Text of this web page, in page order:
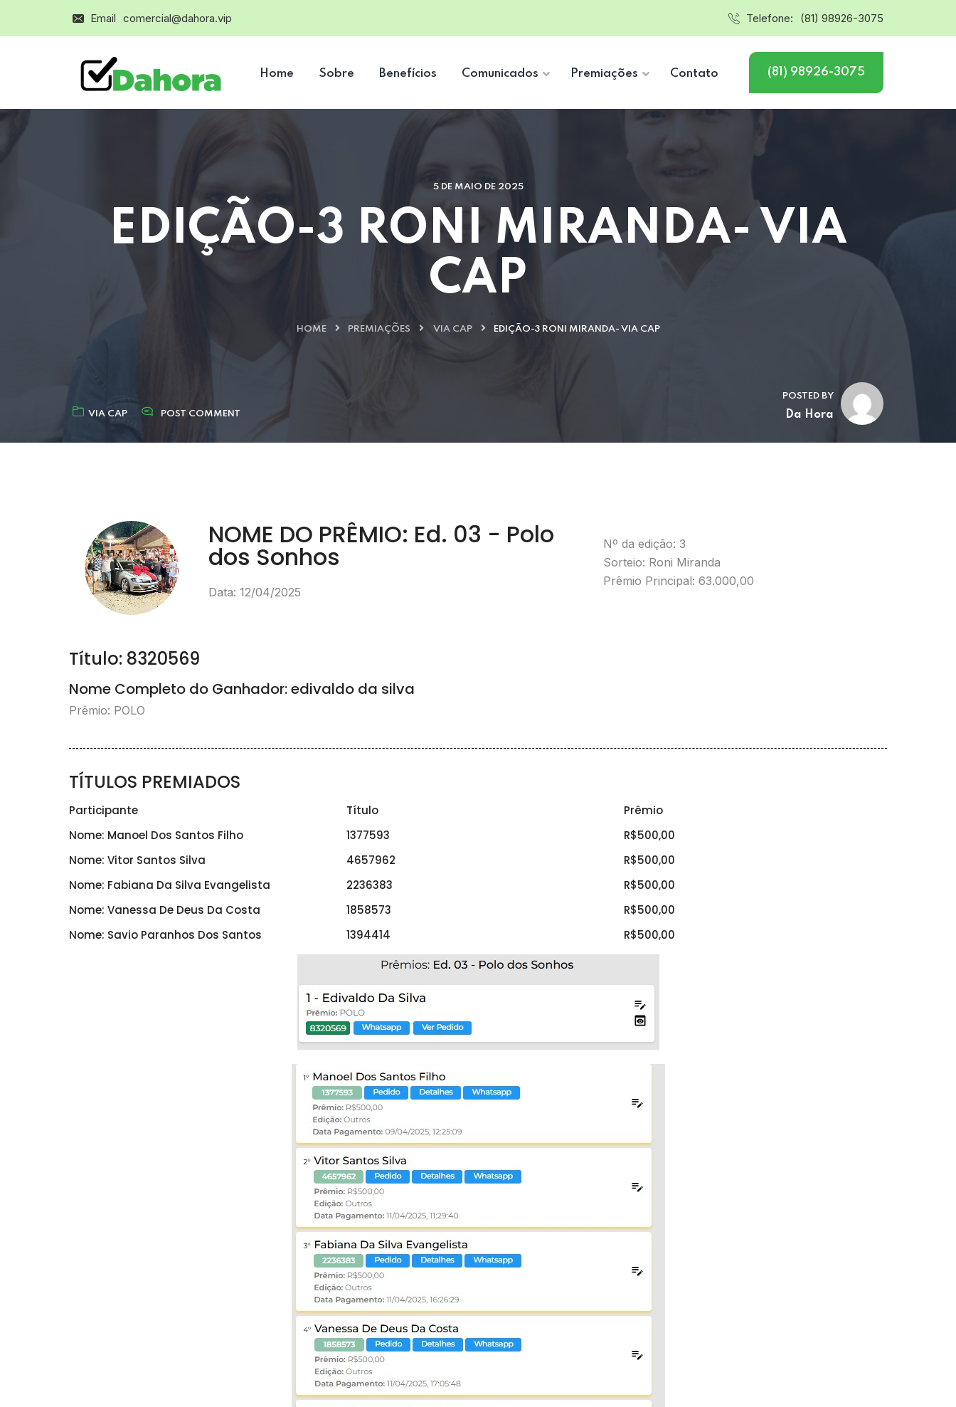
Email comercial@dahora.vip Telefone: (81) 98926-3075
Home Sobre Benefícios Comunicados Premiações Contato (81) 98926-3075
5 DE MAIO DE 2025
EDIÇÃO-3 RONI MIRANDA- VIA
CAP
HOME PREMIAÇÕES VIA CAP EDIÇÃO-3 RONI MIRANDA- VIA CAP
VIA CAP POST COMMENT
POSTED BY
Da Hora
NOME DO PRÊMIO: Ed. 03 - Polo
dos Sonhos
Data: 12/04/2025
Nº da edição: 3
Sorteio: Roni Miranda
Prêmio Principal: 63.000,00
Título: 8320569
Nome Completo do Ganhador: edivaldo da silva
Prêmio: POLO
TÍTULOS PREMIADOS
Participante Título
Prêmio
Nome: Manoel Dos Santos Filho
1377593
R$500,00
Nome: Vitor Santos Silva
4657962
R$500,00
Nome: Fabiana Da Silva Evangelista
2236383
R$500,00
Nome: Vanessa De Deus Da Costa
1858573
R$500,00
Nome: Savio Paranhos Dos Santos
1394414 R$500,00